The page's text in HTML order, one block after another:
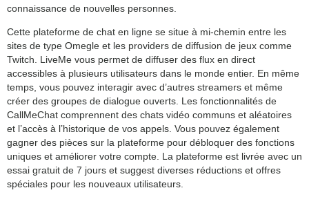
connaissance de nouvelles personnes.
Cette plateforme de chat en ligne se situe à mi-chemin entre les
sites de type Omegle et les providers de diffusion de jeux comme
Twitch. LiveMe vous permet de diffuser des flux en direct
accessibles à plusieurs utilisateurs dans le monde entier. En même
temps, vous pouvez interagir avec d’autres streamers et même
créer des groupes de dialogue ouverts. Les fonctionnalités de
CallMeChat comprennent des chats vidéo communs et aléatoires
et l’accès à l’historique de vos appels. Vous pouvez également
gagner des pièces sur la plateforme pour débloquer des fonctions
uniques et améliorer votre compte. La plateforme est livrée avec un
essai gratuit de 7 jours et suggest diverses réductions et offres
spéciales pour les nouveaux utilisateurs.